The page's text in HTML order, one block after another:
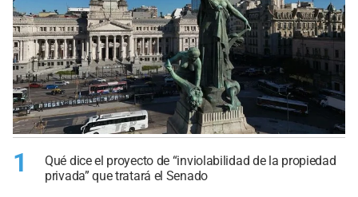
1
Qué dice el proyecto de “inviolabilidad de la propiedad
privada” que tratará el Senado